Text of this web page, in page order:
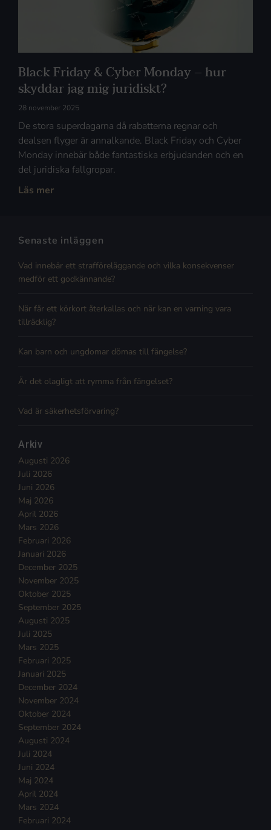
Black Friday & Cyber Monday – hur
skyddar jag mig juridiskt?
28 november 2025
De stora superdagarna då rabatterna regnar och
dealsen flyger är annalkande. Black Friday och Cyber
Monday innebär både fantastiska erbjudanden och en
del juridiska fallgropar.
Läs mer
Senaste inläggen
Vad innebär ett strafföreläggande och vilka konsekvenser
medför ett godkännande?
När får ett körkort återkallas och när kan en varning vara
tillräcklig?
Kan barn och ungdomar dömas till fängelse?
Är det olagligt att rymma från fängelset?
Vad är säkerhetsförvaring?
Arkiv
Augusti 2026
Juli 2026
Juni 2026
Maj 2026
April 2026
Mars 2026
Februari 2026
Januari 2026
December 2025
November 2025
Oktober 2025
September 2025
Augusti 2025
Juli 2025
Mars 2025
Februari 2025
Januari 2025
December 2024
November 2024
Oktober 2024
September 2024
Augusti 2024
Juli 2024
Juni 2024
Maj 2024
April 2024
Mars 2024
Februari 2024